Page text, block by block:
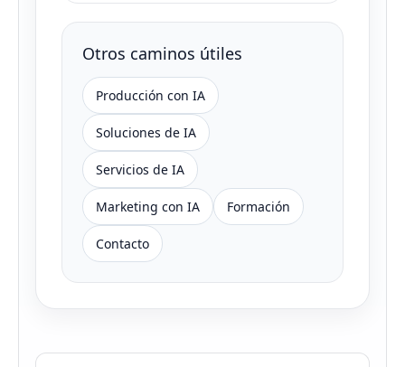
Otros caminos útiles
Producción con IA
Soluciones de IA
Servicios de IA
Marketing con IA Formación
Contacto